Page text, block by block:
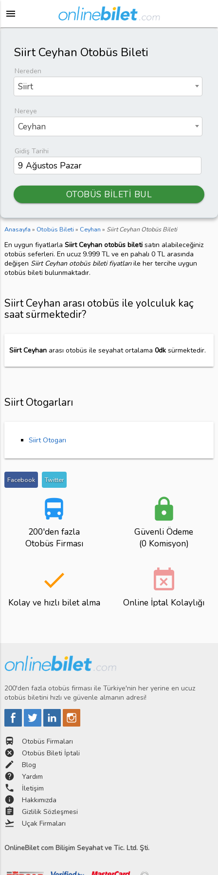
menu
Siirt Ceyhan Otobüs Bileti
Nereden
Siirt
Nereye
Ceyhan
Gidiş Tarihi
OTOBÜS BİLETİ BUL
Anasayfa » Otobüs Bileti » Ceyhan » Siirt Ceyhan Otobüs Bileti
En uygun fiyatlarla Siirt Ceyhan otobüs biletisatın alabileceğiniz
otobüs seferleri. En ucuz 9.999 TL ve en pahalı 0 TL arasında
değişen Siirt Ceyhan otobüs bileti fiyatlarıile her tercihe uygun
otobüs bileti bulunmaktadır.
Siirt Ceyhan arası otobüs ile yolculuk kaç
saat sürmektedir?
Siirt Ceyhanarası otobüs ile seyahat ortalama 0dksürmektedir.
Siirt Otogarları
Siirt Otogarı
Facebook Twitter
directions_bus
200'den fazla
Otobüs Firması
lock
Güvenli Ödeme
(0 Komisyon)
done
Kolay ve hızlı bilet alma
event_busy
Online İptal Kolaylığı
200'den fazla otobüs firması ile Türkiye'nin her yerine en ucuz
otobüs biletini hızlı ve güvenle almanın adresi!
directions_bus Otobüs Firmaları
cancel Otobüs Bileti İptali
edit Blog
help Yardım
phone İletişim
info Hakkımızda
assignment Gizlilik Sözleşmesi
flight_takeoff Uçak Firmaları
OnlineBilet com Bilişim Seyahat ve Tic. Ltd. Şti.